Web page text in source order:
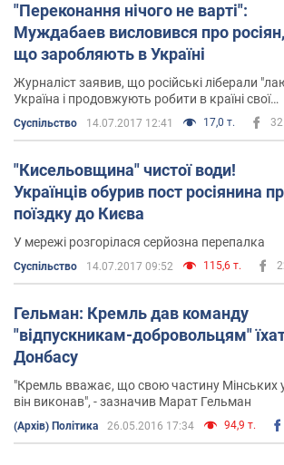
"Переконання нічого не варті":
Муждабаев висловився про росіян,
що заробляють в Україні
Журналіст заявив, що російські ліберали
Україна і продовжують робити в країні свої
проекти
Суспільство 14.07.2017 12:41 17,0 т. 32
"Кисельовщина" чистої води!
Українців обурив пост росіянина
поїздку до Києва
У мережі розгорілася серйозна перепалка
Суспільство 14.07.2017 09:52 115,6 т.
Гельман: Кремль дав команду
"відпускникам-добровольцям"
Донбасу
"Кремль вважає, що свою частину Мінських
він виконав", - зазначив Марат Гельман
(Архів) Політика 26.05.2016 17:34 94,9 т.